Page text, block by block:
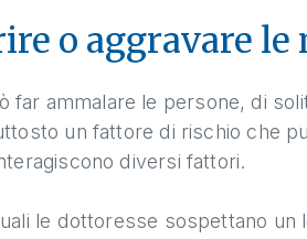
o aggravare
far ammalare le persone, di
un fattore di rischio che
diversi fattori.
le dottoresse sospettano un